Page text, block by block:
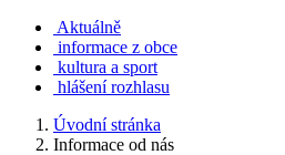
Aktuálně
informace z obce
kultura a sport
hlášení rozhlasu
Úvodní stránka
Informace od nás